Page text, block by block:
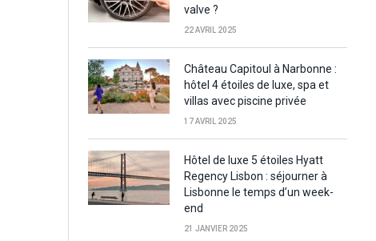
valve ?
22 AVRIL 2025
Château Capitoul à Narbonne :
hôtel 4 étoiles de luxe, spa et
villas avec piscine privée
17 AVRIL 2025
Hôtel de luxe 5 étoiles Hyatt
Regency Lisbon : séjourner à
Lisbonne le temps d’un week-
end
21 JANVIER 2025